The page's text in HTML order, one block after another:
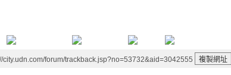
city.udn.com/forum/trackback.jsp?no=53732&aid=3042555